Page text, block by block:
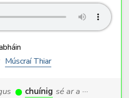
Múscraí Thiar
chuínig sé ar a ···